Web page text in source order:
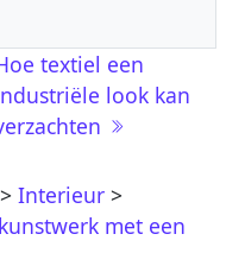
textiel een
look kan
> Interieur >
met een